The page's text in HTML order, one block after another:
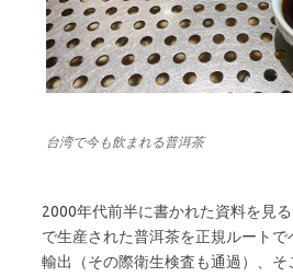
台湾で今も飲まれる普洱茶
2000年代前半に書かれた資料を見
で生産された普洱茶を正規ルート
輸出（その際衛生検査も通過）、